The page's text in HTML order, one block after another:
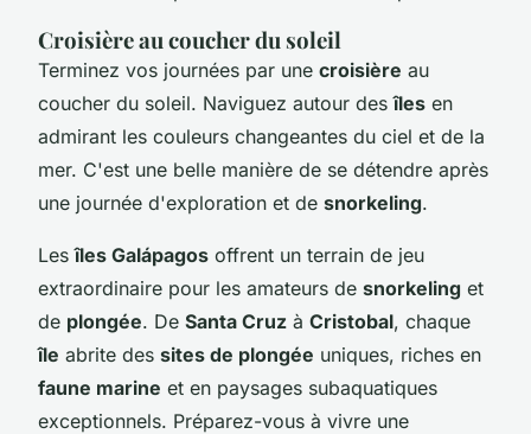
Croisière au coucher du soleil
Terminez vos journées par une croisière au
coucher du soleil. Naviguez autour desîles en
admirant les couleurs changeantes du ciel et de la
mer. C'est une belle manière de se détendre après
une journée d'exploration et de snorkeling.
Lesîles Galápagos offrent un terrain de jeu
extraordinaire pour les amateurs de snorkeling et
de plongée. De Santa Cruz à Cristobal, chaque
île abrite des sites de plongée uniques, riches en
faune marine et en paysages subaquatiques
exceptionnels. Préparez-vous à vivre une